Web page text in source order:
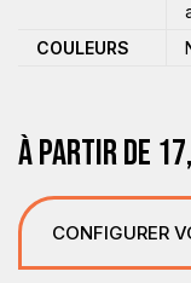
COULEURS
À PARTIR DE
CONFIGURER